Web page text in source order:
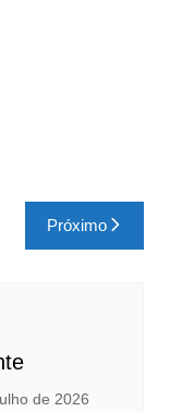
Próximo
de 2026